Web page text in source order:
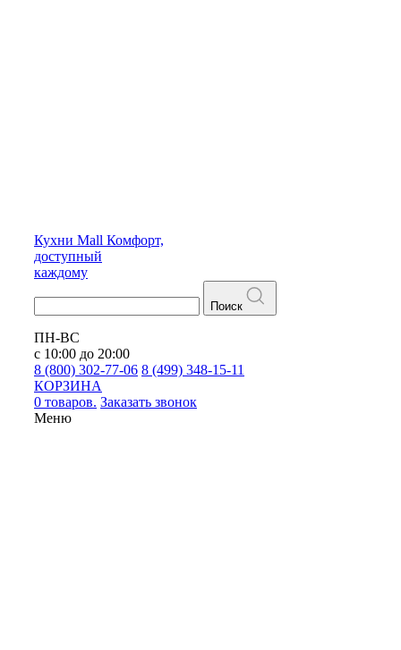
Кухни Mall Комфорт,
доступный
каждому
Поиск
ПН-ВС
с 10:00 до 20:00
8 (800) 302-77-06 8 (499) 348-15-11
КОРЗИНА
0 товаров. Заказать звонок
Меню